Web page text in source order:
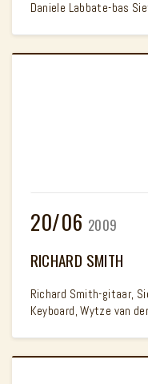
Daniele Labbate-bas
20/06 2009
RICHARD SMITH
Richard Smith-gitaar,
Keyboard, Wytze van